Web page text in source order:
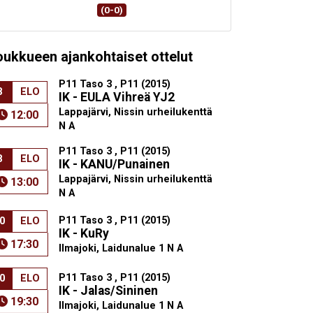
(0-0)
ajankohtaiset ottelut
ELO
12:00
P11 Taso 3 , P11 (2015)
IK - EULA Vihreä YJ2
Lappajärvi, Nissin urheilukenttä
N A
ELO
13:00
P11 Taso 3 , P11 (2015)
IK - KANU/Punainen
Lappajärvi, Nissin urheilukenttä
N A
ELO
17:30
P11 Taso 3 , P11 (2015)
IK - KuRy
Ilmajoki, Laidunalue 1 N A
ELO
19:30
P11 Taso 3 , P11 (2015)
IK - Jalas/Sininen
Ilmajoki, Laidunalue 1 N A